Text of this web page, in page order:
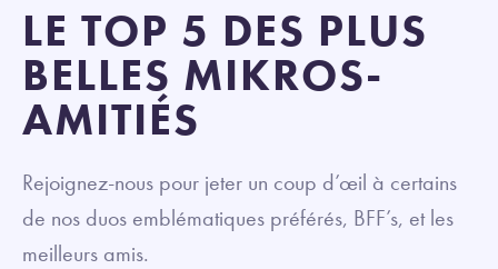
LE TOP 5 DES PLUS
BELLES MIKROS-
AMITIÉS
Rejoignez-nous pour jeter un coup d’œil à certains
de nos duos emblématiques préférés, BFF’s, et les
meilleurs amis.